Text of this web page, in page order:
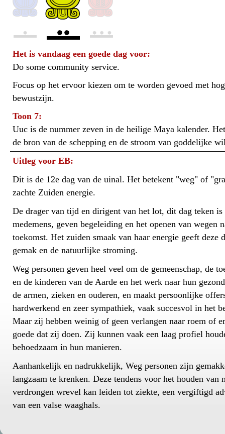
Het is vandaag een goede dag voor:
Do some community service.
Focus op het ervoor kiezen om te worden gevoed met
bewustzijn.
Toon 7:
Uuc is de nummer zeven in de heilige Maya kalender.
de bron van de schepping en de stroom van goddelijke
Uitleg voor EB:
Dit is de 12e dag van de uinal. Het betekent "weg" of
zachte Zuiden energie.
De drager van tijd en dirigent van het lot, dit dag teken is
medemens, geven begeleiding en het openen van wegen
toekomst. Het zuiden smaak van haar energie geeft deze
gemak en de natuurlijke stroming.
Weg personen geven heel veel om de gemeenschap, de
en de kinderen van de Aarde en het werk naar hun
de armen, zieken en ouderen, en maakt persoonlijke
hardwerkend en zeer sympathiek, vaak succesvol in het
Maar zij hebben weinig of geen verlangen naar roem of
goede dat zij doen. Zij kunnen vaak een laag profiel
behoedzaam in hun manieren.
Aanhankelijk en nadrukkelijk, Weg personen zijn
langzaam te krenken. Deze tendens voor het houden van
verdrongen wrevel kan leiden tot ziekte, een vergiftigd
van een valse waaghals.